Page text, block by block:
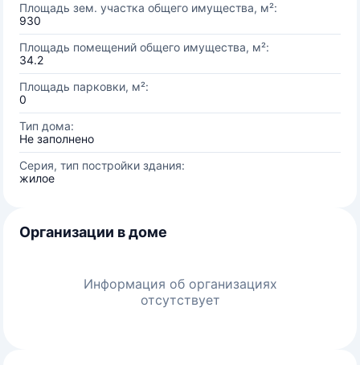
Площадь зем. участка общего имущества, м²:
930
Площадь помещений общего имущества, м²:
34.2
Площадь парковки, м²:
0
Тип дома:
Не заполнено
Серия, тип постройки здания:
жилое
Организации в доме
Информация об организациях
отсутствует